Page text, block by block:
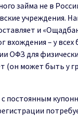
займа не в
учреждения.
и
– у всех
ОФЗ для
(он может быть у
постоянным